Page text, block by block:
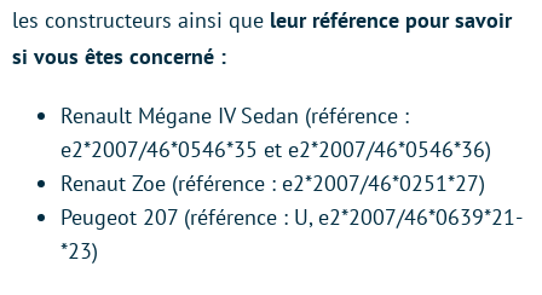
les constructeurs ainsi que leur référence pour savoir
si vous êtes concerné :
Renault Mégane IV Sedan (référence :
e2*2007/46*0546*35 et e2*2007/46*0546*36)
Renaut Zoe (référence : e2*2007/46*0251*27)
Peugeot 207 (référence : U, e2*2007/46*0639*21-
*23)